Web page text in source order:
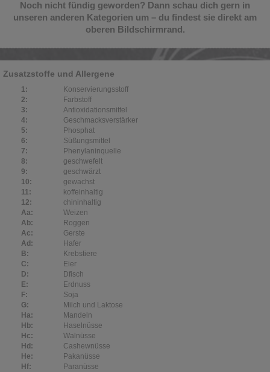
Noch nicht fündig geworden? Dann schau dich gern in
unseren anderen Kategorien um – du findest sie direkt am
oberen Bildschirmrand.
Zusatzstoffe und Allergene
1:
Konservierungsstoff
2:
Farbstoff
3:
Antioxidationsmittel
4:
Geschmacksverstärker
5:
Phosphat
6:
Süßungsmittel
7:
Phenylaninquelle
8:
geschwefelt
9:
geschwärzt
10:
gewachst
11:
koffeinhaltig
12:
chininhaltig
Aa:
Weizen
Ab:
Roggen
Ac:
Gerste
Ad:
Hafer
B:
Krebstiere
C:
Eier
D:
Dfisch
E:
Erdnuss
F:
Soja
G:
Milch und Laktose
Ha:
Mandeln
Hb:
Haselnüsse
Hc:
Walnüsse
Hd:
Cashewnüsse
He:
Pakanüsse
Hf:
Paranüsse